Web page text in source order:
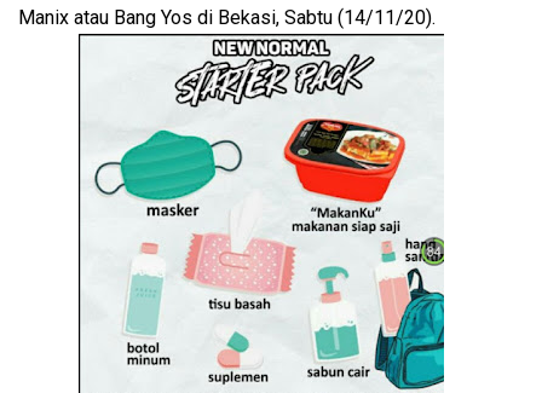
Manix atau Bang Yos di Bekasi, Sabtu (14/11/20).